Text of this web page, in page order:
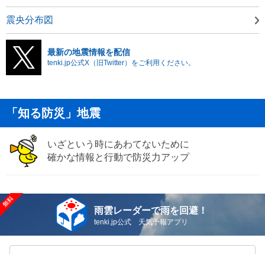
震央分布図
最新の地震情報を配信
tenki.jp公式X（旧Twitter）をご利用ください。
「知る防災」地震
いざという時にあわてないために
確かな情報と行動で防災力アップ
雨雲レーダーで雨を回避！
tenki.jp公式 天気予報アプリ